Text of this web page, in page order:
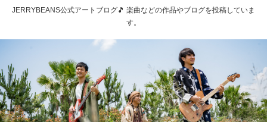
JERRYBEANS公式アートブログ🎵 楽曲などの作品やブログを投稿していま
す。